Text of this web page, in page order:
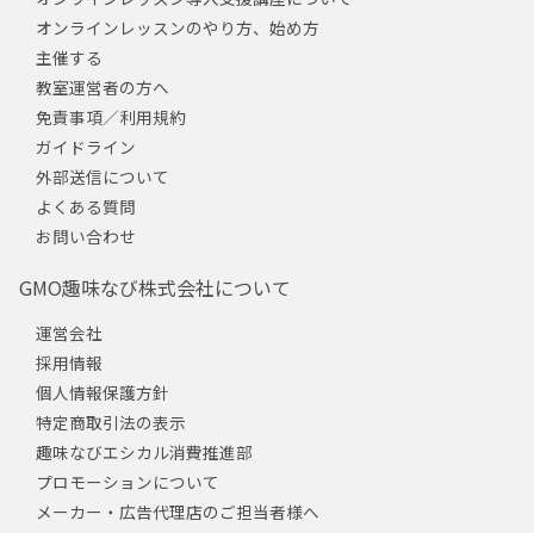
オンラインレッスンのやり方、始め方
主催する
教室運営者の方へ
免責事項／利用規約
ガイドライン
外部送信について
よくある質問
お問い合わせ
GMO趣味なび株式会社について
運営会社
採用情報
個人情報保護方針
特定商取引法の表示
趣味なびエシカル消費推進部
プロモーションについて
メーカー・広告代理店のご担当者様へ